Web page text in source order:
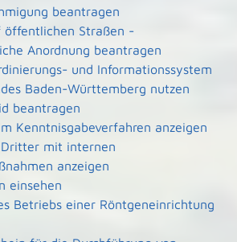
beantragen
öffentlichen Straßen -
Anordnung beantragen
und Informationssystem
Baden-Württemberg nutzen
beantragen
Kenntnisgabeverfahren anzeigen
mit internen
anzeigen
einsehen
Betriebs einer Röntgeneinrichtung